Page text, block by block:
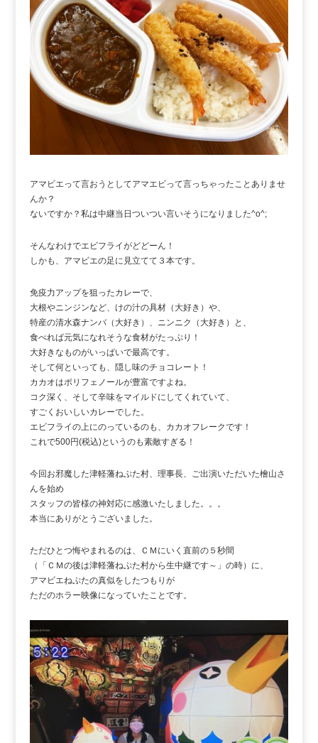
アマビエって言おうとしてアマエビって言っちゃったことありませ
んか？
ないですか？私は中継当日ついつい言いそうになりました^o^;
そんなわけでエビフライがどどーん！
しかも、アマビエの足に見立てて３本です。
免疫力アップを狙ったカレーで、
大根やニンジンなど、けの汁の具材（大好き）や、
特産の清水森ナンバ（大好き）、ニンニク（大好き）と、
食べれば元気になれそうな食材がたっぷり！
大好きなものがいっぱいで最高です。
そして何といっても、隠し味のチョコレート！
カカオはポリフェノールが豊富ですよね。
コク深く、そして辛味をマイルドにしてくれていて、
すごくおいしいカレーでした。
エビフライの上にのっているのも、カカオフレークです！
これで500円(税込)というのも素敵すぎる！
今回お邪魔した津軽藩ねぷた村、理事長、ご出演いただいた檜山さ
んを始め
スタッフの皆様の神対応に感激いたしました。。。
本当にありがとうございました。
ただひとつ悔やまれるのは、ＣＭにいく直前の５秒間
（「ＣＭの後は津軽藩ねぷた村から生中継です～」の時）に、
アマビエねぷたの真似をしたつもりが
ただのホラー映像になっていたことです。